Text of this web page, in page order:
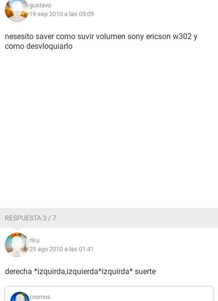
gustavo
19 sep 2010 a las 05:09
nesesito saver como suvir volumen sony ericson w302 y
como desvloquiarlo
RESPUESTA 3 / 7
riku
29 ago 2010 a las 01:41
derecha *izquirda,izquierda*izquirda* suerte
cromos